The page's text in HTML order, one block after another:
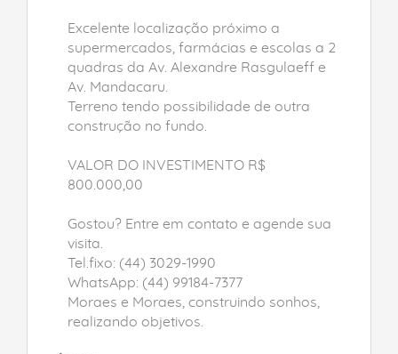
Excelente localização próximo a
supermercados, farmácias e escolas a 2
quadras da Av. Alexandre Rasgulaeff e
Av. Mandacaru.
Terreno tendo possibilidade de outra
construção no fundo.
VALOR DO INVESTIMENTO R$
800.000,00
Gostou? Entre em contato e agende sua
visita.
Tel.fixo: (44) 3029-1990
WhatsApp: (44) 99184-7377
Moraes e Moraes, construindo sonhos,
realizando objetivos.